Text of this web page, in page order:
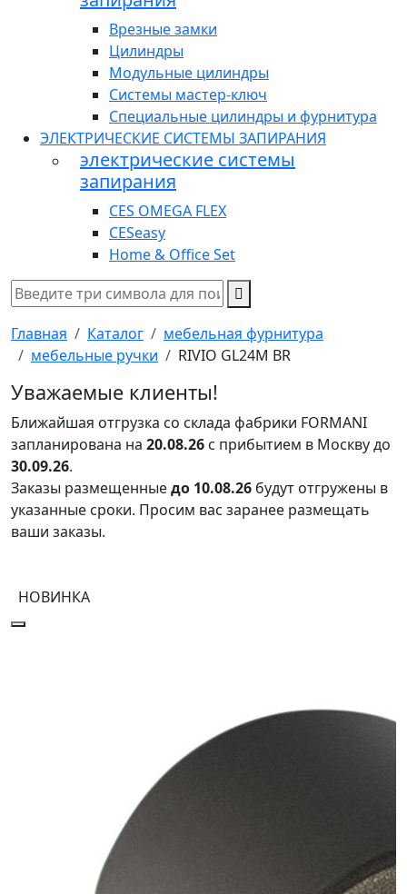
Врезные замки
Цилиндры
Модульные цилиндры
Системы мастер-ключ
Специальные цилиндры и фурнитура
ЭЛЕКТРИЧЕСКИЕ СИСТЕМЫ ЗАПИРАНИЯ
электрические системы
запирания
CES OMEGA FLEX
CESeasy
Home & Office Set
Главная Каталог
мебельная фурнитура
мебельные ручки
RIVIO GL24M BR
Уважаемые клиенты!
Ближайшая отгрузка со склада фабрики FORMANI
запланирована на 20.08.26 с прибытием в Москву до
30.09.26.
Заказы размещенныедо 10.08.26 будут отгружены в
указанные сроки. Просим вас заранее размещать
ваши заказы.
НОВИНКА